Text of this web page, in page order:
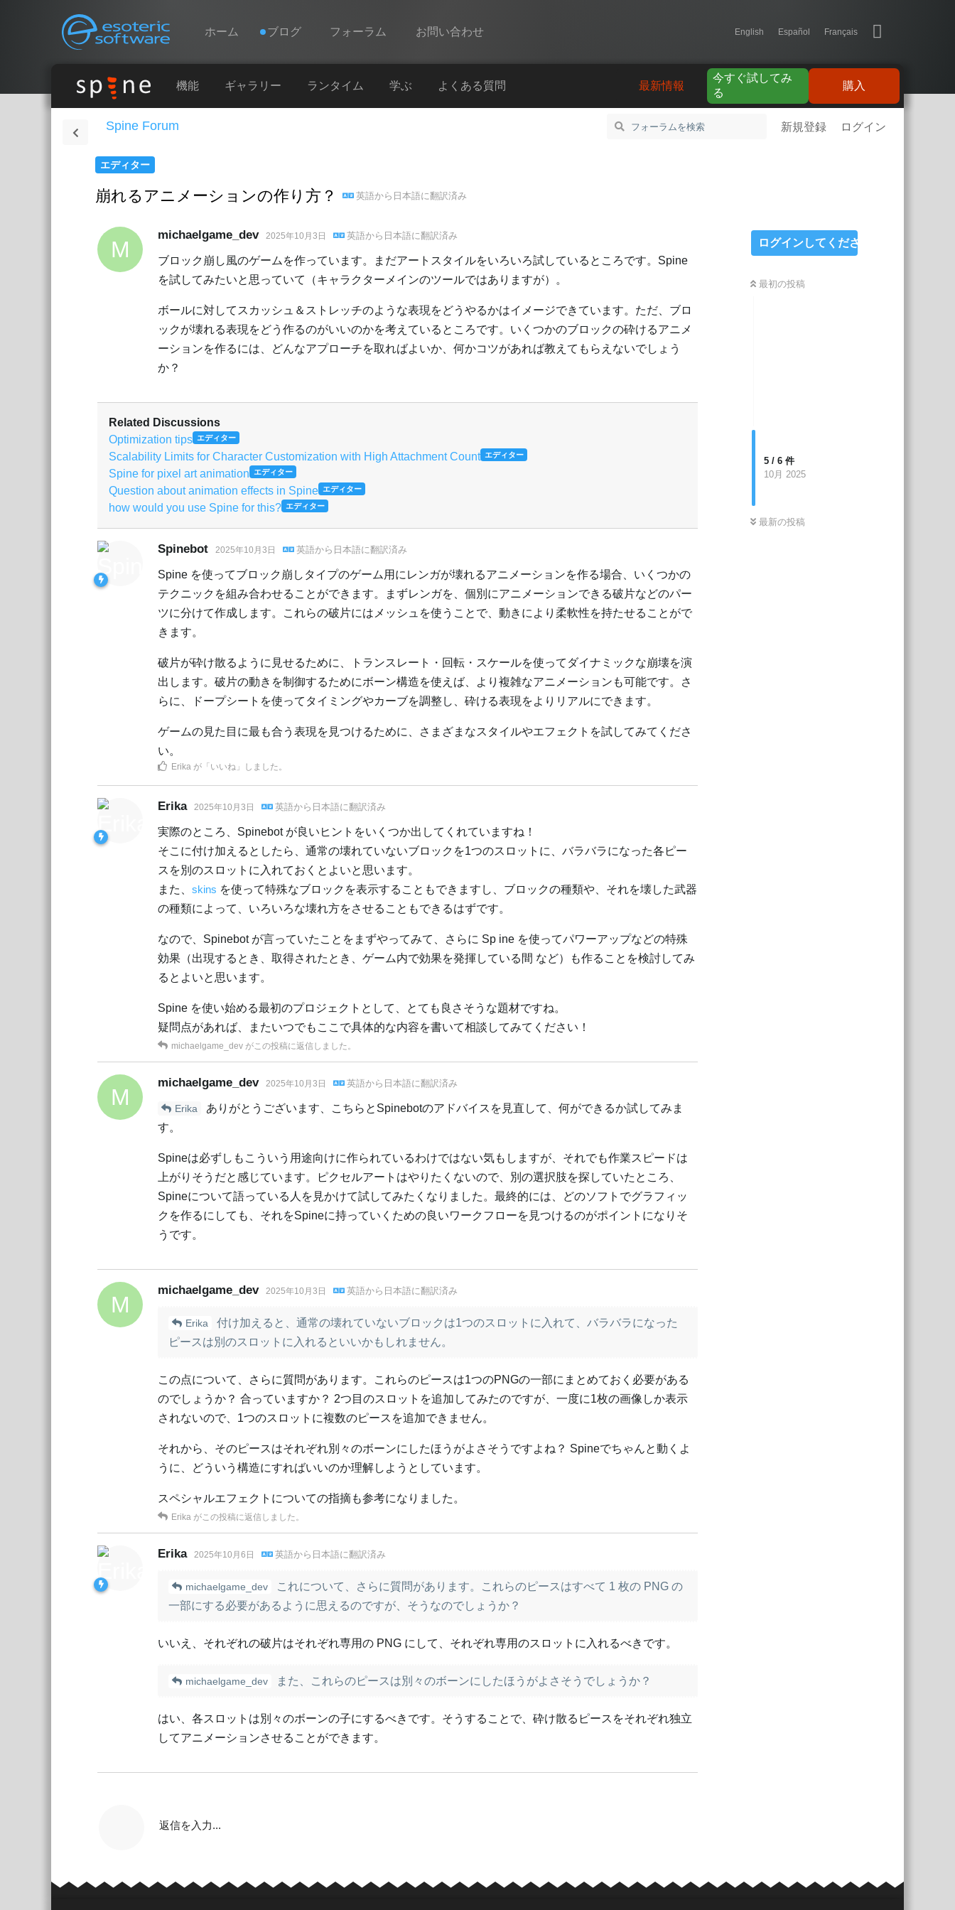
Esoteric Software
Navigation ホーム ブログ フォーラム お問い合わせ English Español Français
Spine
学ぶ
よくある質問
今すぐ試してみる
購入
機能 ギャラリー ランタイム 学ぶ よくある質問 購入
今すぐ試してみ
る
最新情報
Spine Forum 新規登録 ログイン
エディター
崩れるアニメーションの作り方？ 英語から 日本語に翻訳済み
ログインしてください
最初の投稿
5 / 6 件
10月 2025
最新の投稿
M
michaelgame_dev 2025年10月3日 英語から 日本語に翻訳済み
ブロック崩し風のゲームを作っています。まだアートスタイルをいろいろ試しているところです。Spine
を試してみたいと思っていて（キャラクターメインのツールではありますが）。
ボールに対してスカッシュ＆ストレッチのような表現をどうやるかはイメージできています。ただ、ブロ
ックが壊れる表現をどう作るのがいいのかを考えているところです。いくつかのブロックの砕けるアニメ
ーションを作るには、どんなアプローチを取ればよいか、何かコツがあれば教えてもらえないでしょう
か？
Related Discussions
Optimization tips エディター
Scalability Limits for Character Customization with High Attachment Count エディター
Spine for pixel art animation エディター
Question about animation effects in Spine エディター
how would you use Spine for this? エディター
Spinebot 2025年10月3日 英語から 日本語に翻訳済み
Spine を使ってブロック崩しタイプのゲーム用にレンガが壊れるアニメーションを作る場合、いくつかの
テクニックを組み合わせることができます。まずレンガを、個別にアニメーションできる破片などのパー
ツに分けて作成します。これらの破片にはメッシュを使うことで、動きにより柔軟性を持たせることがで
きます。
破片が砕け散るように見せるために、トランスレート・回転・スケールを使ってダイナミックな崩壊を演
出します。破片の動きを制御するためにボーン構造を使えば、より複雑なアニメーションも可能です。さ
らに、ドープシートを使ってタイミングやカーブを調整し、砕ける表現をよりリアルにできます。
ゲームの見た目に最も合う表現を見つけるために、さまざまなスタイルやエフェクトを試してみてくださ
い。
Erika が「いいね」しました。
Erika 2025年10月3日 英語から 日本語に翻訳済み
実際のところ、Spinebot が良いヒントをいくつか出してくれていますね！
そこに付け加えるとしたら、通常の壊れていないブロックを1つのスロットに、バラバラになった各ピー
スを別のスロットに入れておくとよいと思います。
また、 skins を使って特殊なブロックを表示することもできますし、ブロックの種類や、それを壊した武器
の種類によって、いろいろな壊れ方をさせることもできるはずです。
なので、Spinebot が言っていたことをまずやってみて、さらに Sp ine を使ってパワーアップなどの特殊
効果（出現するとき、取得されたとき、ゲーム内で効果を発揮している間 など）も作ることを検討してみ
るとよいと思います。
Spine を使い始める最初のプロジェクトとして、とても良さそうな題材ですね。
疑問点があれば、またいつでもここで具体的な内容を書いて相談してみてください！
michaelgame_dev がこの投稿に返信しました。
M
michaelgame_dev 2025年10月3日 英語から 日本語に翻訳済み
Erika
ありがとうございます、こちらとSpinebotのアドバイスを見直して、何ができるか試してみま
す。
Spineは必ずしもこういう用途向けに作られているわけではない気もしますが、それでも作業スピードは
上がりそうだと感じています。ピクセルアートはやりたくないので、別の選択肢を探していたところ、
Spineについて語っている人を見かけて試してみたくなりました。最終的には、どのソフトでグラフィッ
クを作るにしても、それをSpineに持っていくための良いワークフローを見つけるのがポイントになりそ
うです。
M
michaelgame_dev 2025年10月3日 英語から 日本語に翻訳済み
Erika
付け加えると、通常の壊れていないブロックは1つのスロットに入れて、バラバラになった
ピースは別のスロットに入れるといいかもしれません。
この点について、さらに質問があります。これらのピースは1つのPNGの一部にまとめておく必要がある
のでしょうか？ 合っていますか？ 2つ目のスロットを追加してみたのですが、一度に1枚の画像しか表示
されないので、1つのスロットに複数のピースを追加できません。
それから、そのピースはそれぞれ別々のボーンにしたほうがよさそうですよね？ Spineでちゃんと動くよ
うに、どういう構造にすればいいのか理解しようとしています。
スペシャルエフェクトについての指摘も参考になりました。
Erika がこの投稿に返信しました。
Erika 2025年10月6日 英語から 日本語に翻訳済み
michaelgame_dev
これについて、さらに質問があります。これらのピースはすべて 1 枚の PNG の
一部にする必要があるように思えるのですが、そうなのでしょうか？
いいえ、それぞれの破片はそれぞれ専用の PNG にして、それぞれ専用のスロットに入れるべきです。
michaelgame_dev また、これらのピースは別々のボーンにしたほうがよさそうでしょうか？
はい、各スロットは別々のボーンの子にするべきです。そうすることで、砕け散るピースをそれぞれ独立
してアニメーションさせることができます。
返信を入力...